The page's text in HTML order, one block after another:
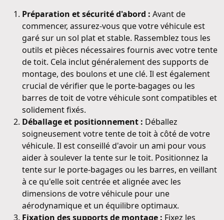
Préparation et sécurité d'abord : Avant de
commencer, assurez-vous que votre véhicule est
garé sur un sol plat et stable. Rassemblez tous les
outils et pièces nécessaires fournis avec votre tente
de toit. Cela inclut généralement des supports de
montage, des boulons et une clé. Il est également
crucial de vérifier que le porte-bagages ou les
barres de toit de votre véhicule sont compatibles et
solidement fixés.
Déballage et positionnement : Déballez
soigneusement votre tente de toit à côté de votre
véhicule. Il est conseillé d'avoir un ami pour vous
aider à soulever la tente sur le toit. Positionnez la
tente sur le porte-bagages ou les barres, en veillant
à ce qu'elle soit centrée et alignée avec les
dimensions de votre véhicule pour une
aérodynamique et un équilibre optimaux.
Fixation des supports de montage : Fixez les